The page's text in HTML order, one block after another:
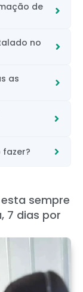
de
no
as
sempre
7 dias por